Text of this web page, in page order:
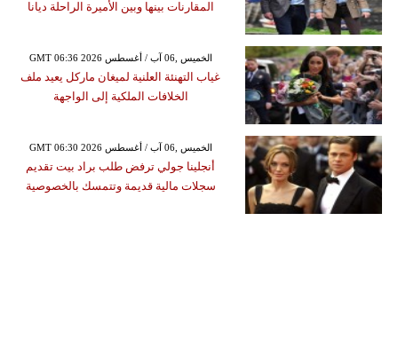
المقارنات بينها وبين الأميرة الراحلة ديانا
GMT 06:36 2026 الخميس ,06 آب / أغسطس
غياب التهنئة العلنية لميغان ماركل يعيد ملف
الخلافات الملكية إلى الواجهة
GMT 06:30 2026 الخميس ,06 آب / أغسطس
أنجلينا جولي ترفض طلب براد بيت تقديم
سجلات مالية قديمة وتتمسك بالخصوصية